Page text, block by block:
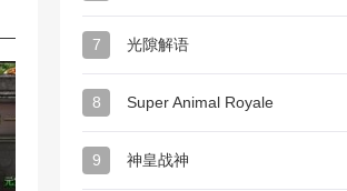
7 光隙解语
8 Super Animal Royale
9 神皇战神